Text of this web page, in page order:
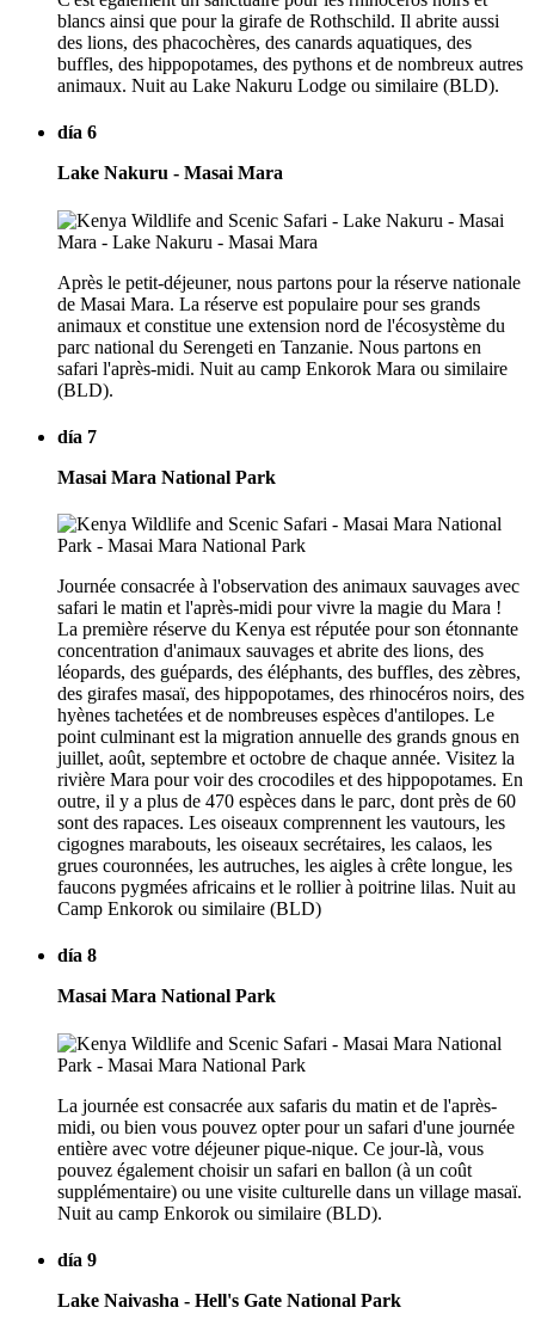
blancs ainsi que pour la girafe de Rothschild. Il abrite aussi
des lions, des phacochères, des canards aquatiques, des
buffles, des hippopotames, des pythons et de nombreux autres
animaux. Nuit au Lake Nakuru Lodge ou similaire (BLD).
día 6
Lake Nakuru - Masai Mara
Après le petit-déjeuner, nous partons pour la réserve nationale
de Masai Mara. La réserve est populaire pour ses grands
animaux et constitue une extension nord de l'écosystème du
parc national du Serengeti en Tanzanie. Nous partons en
safari l'après-midi. Nuit au camp Enkorok Mara ou similaire
(BLD).
día 7
Masai Mara National Park
Journée consacrée à l'observation des animaux sauvages avec
safari le matin et l'après-midi pour vivre la magie du Mara !
La première réserve du Kenya est réputée pour son étonnante
concentration d'animaux sauvages et abrite des lions, des
léopards, des guépards, des éléphants, des buffles, des zèbres,
des girafes masaï, des hippopotames, des rhinocéros noirs, des
hyènes tachetées et de nombreuses espèces d'antilopes. Le
point culminant est la migration annuelle des grands gnous en
juillet, août, septembre et octobre de chaque année. Visitez la
rivière Mara pour voir des crocodiles et des hippopotames. En
outre, il y a plus de 470 espèces dans le parc, dont près de 60
sont des rapaces. Les oiseaux comprennent les vautours, les
cigognes marabouts, les oiseaux secrétaires, les calaos, les
grues couronnées, les autruches, les aigles à crête longue, les
faucons pygmées africains et le rollier à poitrine lilas. Nuit au
Camp Enkorok ou similaire (BLD)
día 8
Masai Mara National Park
La journée est consacrée aux safaris du matin et de l'après-
midi, ou bien vous pouvez opter pour un safari d'une journée
entière avec votre déjeuner pique-nique. Ce jour-là, vous
pouvez également choisir un safari en ballon (à un coût
supplémentaire) ou une visite culturelle dans un village masaï.
Nuit au camp Enkorok ou similaire (BLD).
día 9
Lake Naivasha - Hell's Gate National Park